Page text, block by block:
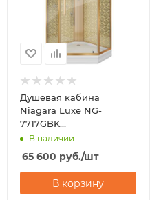
Душевая кабина
Niagara Luxe NG-
7717GBK
(1000x1000х2100)
В наличии
65 600 руб./шт
В корзину